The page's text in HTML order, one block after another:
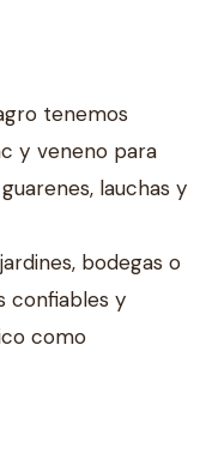
tenemos
y veneno para
lauchas y
bodegas o
confiables y
como